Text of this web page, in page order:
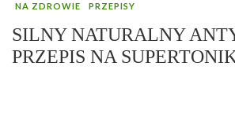
NA ZDROWIE PRZEPISY
SILNY NATURALNY
PRZEPIS NA